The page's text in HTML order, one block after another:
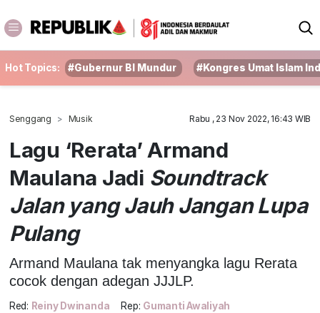
Hot Topics: #Gubernur BI Mundur #Kongres Umat Islam
Senggang Musik Rabu , 23 Nov 2022, 16:43 WIB
Lagu ‘Rerata’ Armand
Maulana Jadi Soundtrack
Jalan yang Jauh Jangan Lupa
Pulang
Armand Maulana tak menyangka lagu Rerata
cocok dengan adegan JJJLP.
Red: Reiny Dwinanda Rep: Gumanti Awaliyah